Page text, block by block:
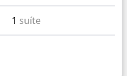
1 suíte